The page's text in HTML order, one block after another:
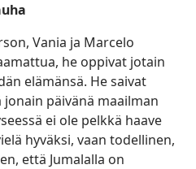
Vania ja Marcelo
he oppivat jotain
elämänsä. He saivat
päivänä maailman
ei ole pelkkä haave
hyväksi, vaan todellinen,
että Jumalalla on